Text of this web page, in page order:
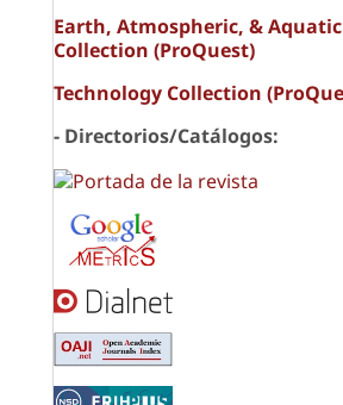
Earth, Atmospheric, & Aquatic
Collection (ProQuest)
Technology Collection
- Directorios/Catálogos: